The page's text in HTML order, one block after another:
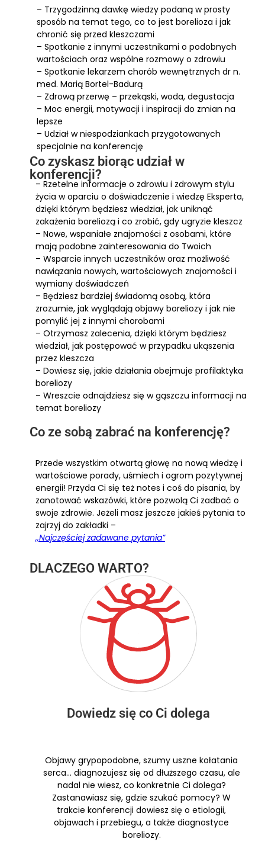
– Trzygodzinną dawkę wiedzy podaną w prosty
sposób na temat tego, co to jest borelioza i jak
chronić się przed kleszczami
– Spotkanie z innymi uczestnikami o podobnych
wartościach oraz wspólne rozmowy o zdrowiu
– Spotkanie lekarzem chorób wewnętrznych dr n.
med. Marią Bortel-Badurą
– Zdrową przerwę – przekąski, woda, degustacja
– Moc energii, motywacji i inspiracji do zmian na
lepsze
– Udział w niespodziankach przygotowanych
specjalnie na konferencję
Co zyskasz biorąc udział w
konferencji?
– Rzetelne informacje o zdrowiu i zdrowym stylu
życia w oparciu o doświadczenie i wiedzę Eksperta,
dzięki którym będziesz wiedział, jak uniknąć
zakażenia boreliozą i co zrobić, gdy ugryzie kleszcz
– Nowe, wspaniałe znajomości z osobami, które
mają podobne zainteresowania do Twoich
– Wsparcie innych uczestników oraz możliwość
nawiązania nowych, wartościowych znajomości i
wymiany doświadczeń
– Będziesz bardziej świadomą osobą, która
zrozumie, jak wyglądają objawy boreliozy i jak nie
pomylić jej z innymi chorobami
– Otrzymasz zalecenia, dzięki którym będziesz
wiedział, jak postępować w przypadku ukąszenia
przez kleszcza
– Dowiesz się, jakie działania obejmuje profilaktyka
boreliozy
– Wreszcie odnajdziesz się w gąszczu informacji na
temat boreliozy
Co ze sobą zabrać na konferencję?
Przede wszystkim otwartą głowę na nową wiedzę i
wartościowe porady, uśmiech i ogrom pozytywnej
energii! Przyda Ci się też notes i coś do pisania, by
zanotować wskazówki, które pozwolą Ci zadbać o
swoje zdrowie. Jeżeli masz jeszcze jakieś pytania to
zajrzyj do zakładki –
,,Najczęściej zadawane pytania”
DLACZEGO WARTO?
Dowiedz się co Ci dolega
Objawy grypopodobne, szumy uszne kołatania
serca… diagnozujesz się od dłuższego czasu, ale
nadal nie wiesz, co konkretnie Ci dolega?
Zastanawiasz się, gdzie szukać pomocy? W
trakcie konferencji dowiesz się o etiologii,
objawach i przebiegu, a także diagnostyce
boreliozy.